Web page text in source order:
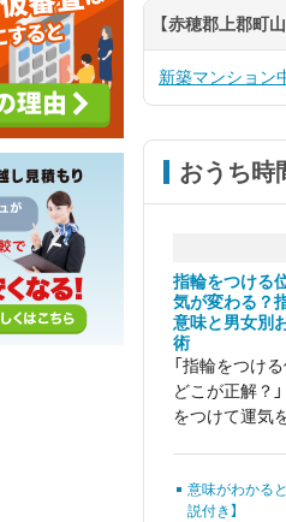
【赤穂郡上郡町
新築マンション
おうち時
指輪をつける
気が変わる？
意味と男女別
術
「指輪をつけ
どこが正解？」
をつけて運気
せんか。
意味がわかる
説付き】